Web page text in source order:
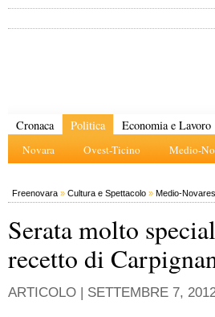
Cronaca Politica
Novara Ovest-Ticino Medio-
Economia e Lavoro
Freenovara » Cultura e Spettacolo » Medio-
Serata molto
recetto di
ARTICOLO | SETTEMBRE 7,